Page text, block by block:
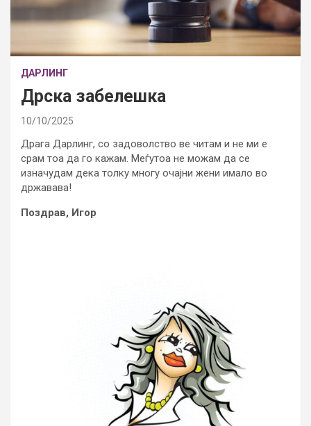
ДАРЛИНГ
Дрска забелешка
10/10/2025
Драга Дарлинг, со задоволство ве читам и не ми е
срам тоа да го кажам. Меѓутоа не можам да се
изначудам дека толку многу очајни жени имало во
државава!
Поздрав, Игор